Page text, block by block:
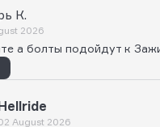
К.
2026
а болты подойдут к
August 2026